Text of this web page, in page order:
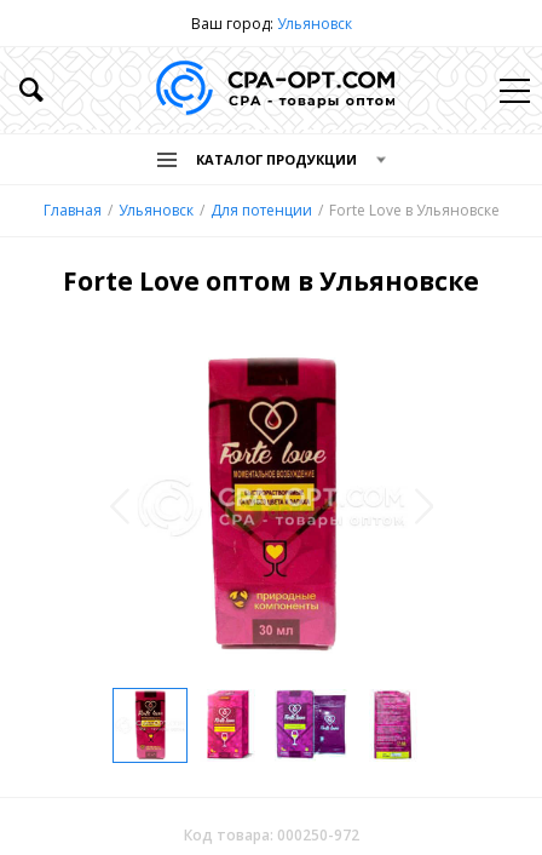
Ваш город: Ульяновск
КАТАЛОГ ПРОДУКЦИИ
Главная Ульяновск Для потенции Forte Love в Ульяновске
Forte Love оптом в Ульяновске
Код товара: 000250-972